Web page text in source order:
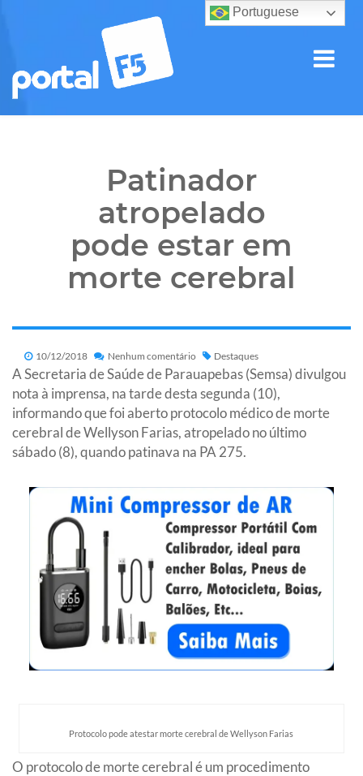
Patinador
atropelado
pode estar em
morte cerebral
10/12/2018 Nenhum comentário Destaques
A Secretaria de Saúde de Parauapebas (Semsa) divulgou
nota à imprensa, na tarde desta segunda (10),
informando que foi aberto protocolo médico de morte
cerebral de Wellyson Farias, atropelado no último
sábado (8), quando patinava na PA 275.
Protocolo pode atestar morte cerebral de Wellyson Farias
O protocolo de morte cerebral é um procedimento
Portuguese